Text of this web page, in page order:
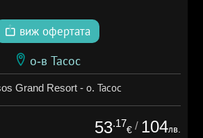
виж офертата
о-в Тасос
Grand Resort - о. Тасос
53.17
€ / 104лв.